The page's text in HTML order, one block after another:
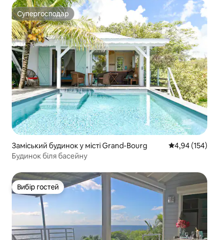
Супергосподар
Супергосподар
Заміський будинок у місті Grand-Bourg Середня
4,94 (154)
Будинок біля басейну
Вибір гостей
Вибір гостей